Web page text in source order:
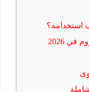
استخدامه؟